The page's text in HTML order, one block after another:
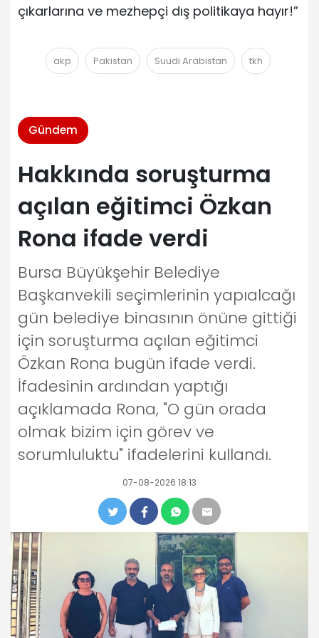
çıkarlarına ve mezhepçi dış politikaya hayır!”
akp Pakistan Suudi Arabistan tkh
Gündem
Hakkında soruşturma
açılan eğitimci Özkan
Rona ifade verdi
Bursa Büyükşehir Belediye
Başkanvekili seçimlerinin yapıalcağı
gün belediye binasının önüne gittiği
için soruşturma açılan eğitimci
Özkan Rona bugün ifade verdi.
İfadesinin ardından yaptığı
açıklamada Rona, "O gün orada
olmak bizim için görev ve
sorumluluktu" ifadelerini kullandı.
07-08-2026 18:13